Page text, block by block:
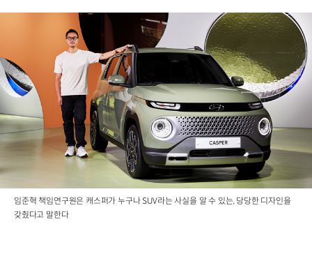
임준혁 책임연구원은 캐스퍼가 누구나 SUV라는 사실을 알 수 있는, 당당한 디자인을
갖췄다고 말한다